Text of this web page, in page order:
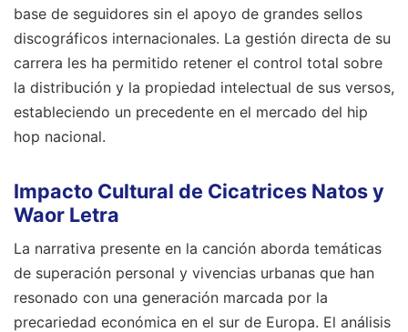
base de seguidores sin el apoyo de grandes sellos
discográficos internacionales. La gestión directa de su
carrera les ha permitido retener el control total sobre
la distribución y la propiedad intelectual de sus versos,
estableciendo un precedente en el mercado del hip
hop nacional.
Impacto Cultural de Cicatrices Natos y
Waor Letra
La narrativa presente en la canción aborda temáticas
de superación personal y vivencias urbanas que han
resonado con una generación marcada por la
precariedad económica en el sur de Europa. El análisis